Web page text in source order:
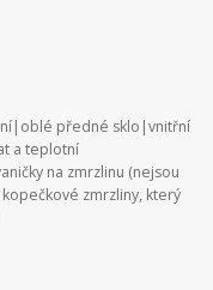
předné sklo|vnitřní
a teplotní
na zmrzlinu (nejsou
zmrzliny, který